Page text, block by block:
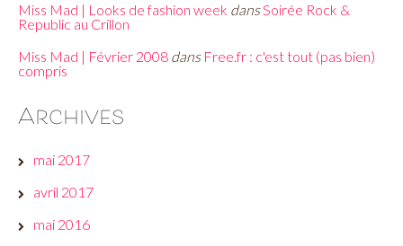
Miss Mad | Looks de fashion week dansSoirée Rock &
Republic au Crillon
Miss Mad | Février 2008 dans Free.fr : c'est tout (pas bien)
compris
Archives
mai 2017
avril 2017
mai 2016